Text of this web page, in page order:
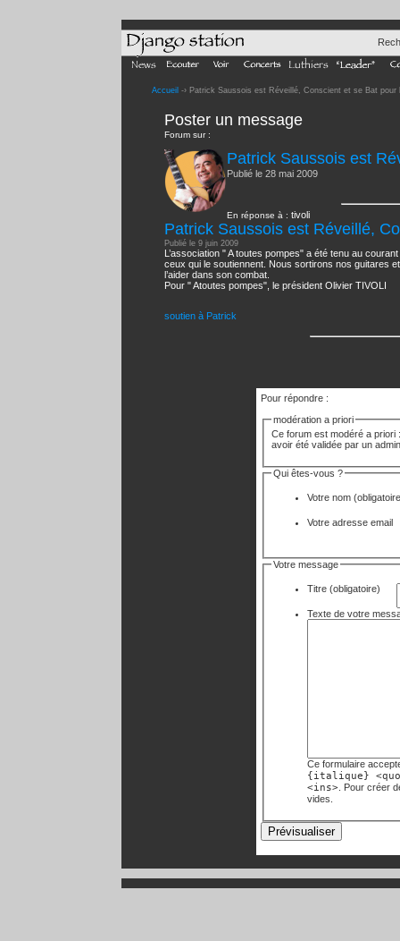
Accueil -› Patrick Saussois est Réveillé, Conscient et se Bat pour
Poster un message
Forum sur :
Patrick Saussois est
Publié le 28 mai 2009
En réponse à : tivoli
Patrick Saussois est Réveillé,
Publié le 9 juin 2009
L’association " A toutes pompes" a été tenu au
ceux qui le soutiennent. Nous sortirons nos guitares
l’aider dans son combat.
Pour " Atoutes pompes", le président Olivier TIVOLI
soutien à Patrick
Pour répondre :
modération a priori
Ce forum est modéré a priori
avoir été validée par un
Qui êtes-vous ?
Votre nom
Votre adresse email
Votre message
Titre (obligatoire)
Ce formulaire
{italique}
<ins> . Pour créer
vides.